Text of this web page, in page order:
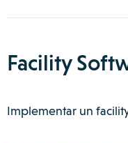
Facility
Implementar un